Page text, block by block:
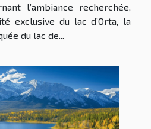
l’ambiance recherchée,
exclusive du lac d’Orta, la
du lac de...